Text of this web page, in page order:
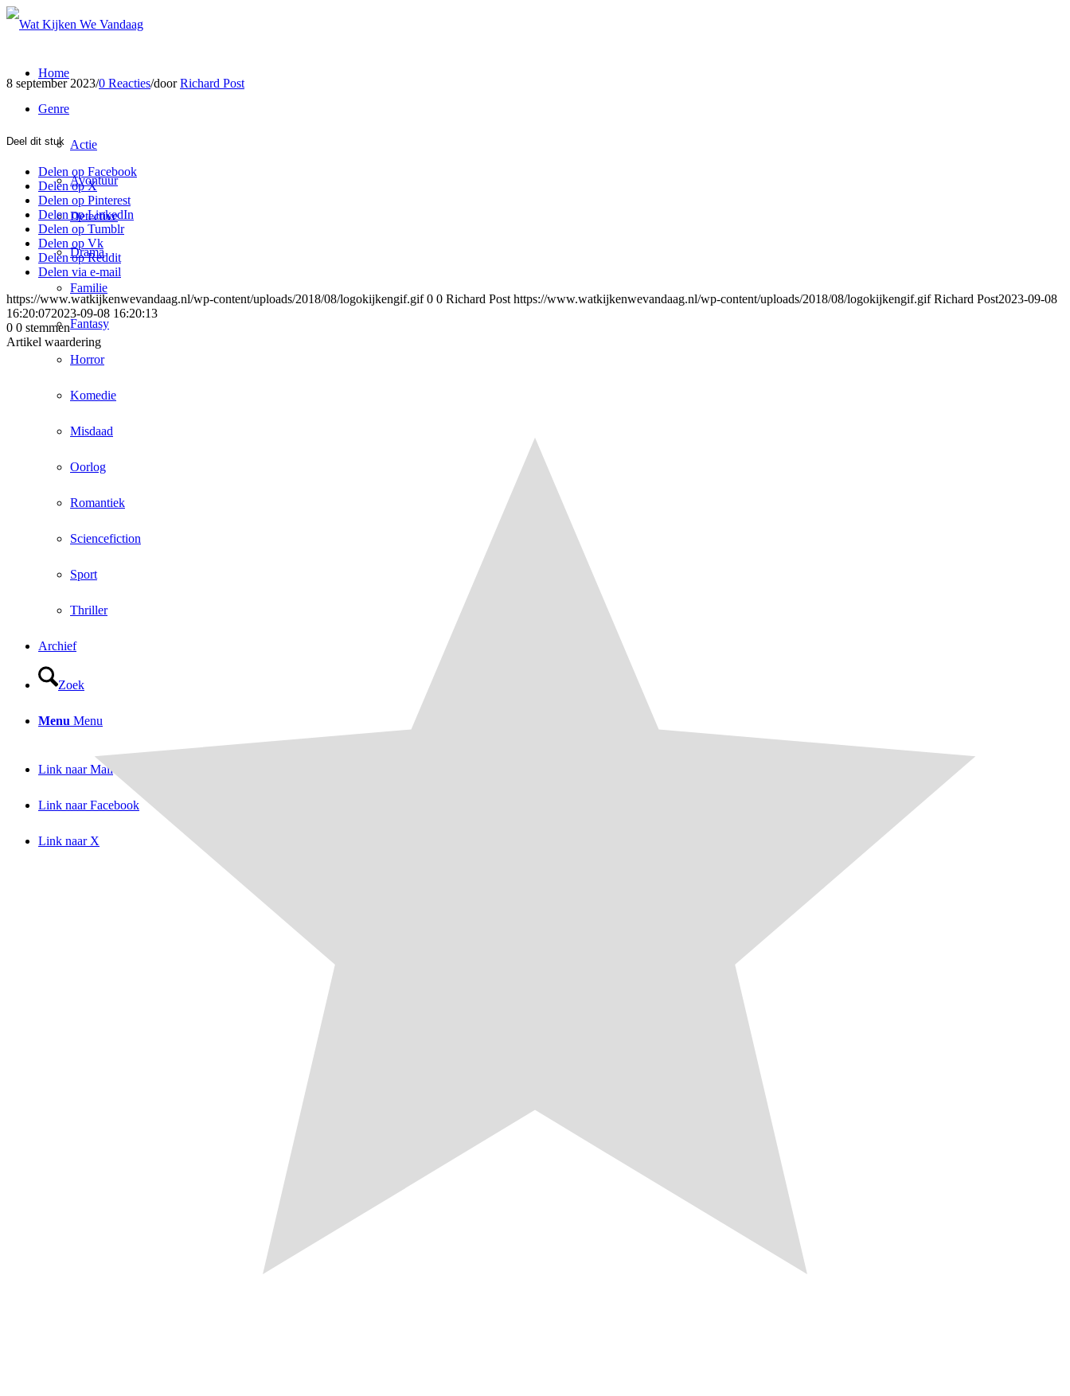
Home
Genre
Actie
Avontuur
Detective
Drama
Familie
Fantasy
Horror
Komedie
Misdaad
Oorlog
Romantiek
Sciencefiction
Sport
Thriller
Archief
Zoek
Menu Menu
Link naar Mail
Link naar Facebook
Link naar X
8 september 2023/0 Reacties/doorRichard Post
Deel dit stuk
Delen op Facebook
Delen op X
Delen op Pinterest
Delen op LinkedIn
Delen op Tumblr
Delen op Vk
Delen op Reddit
Delen via e-mail
https://www.watkijkenwevandaag.nl/wp-content/uploads/2018/08/logokijkengif.gif 0 0 Richard Post https://www.watkijkenwevandaag.nl/wp-content/uploads/2018/08/logokijkengif.gif Richard Post2023-09-08
16:20:072023-09-08 16:20:13
0 0 stemmen
Artikel waardering